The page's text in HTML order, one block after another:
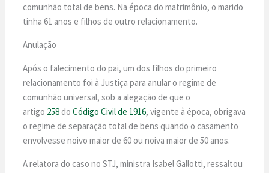
comunhão total de bens. Na época do matrimônio, o marido
tinha 61 anos e filhos de outro relacionamento.
Anulação
Após o falecimento do pai, um dos filhos do primeiro
relacionamento foi à Justiça para anular o regime de
comunhão universal, sob a alegação de que o
artigo 258doCódigo Civil de 1916, vigente à época, obrigava
o regime de separação total de bens quando o casamento
envolvesse noivo maior de 60 ou noiva maior de 50 anos.
A relatora do caso no STJ, ministra Isabel Gallotti, ressaltou